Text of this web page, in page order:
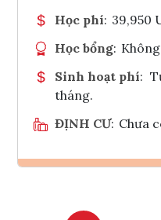
Học phí: 39,950
Học bổng: Không
Sinh hoạt phí:
tháng.
ĐỊNH CƯ: Chưa